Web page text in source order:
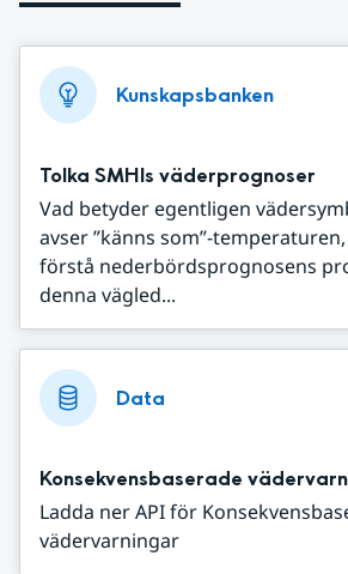
Kunskapsbanken
Tolka SMHIs väderprognoser
Vad betyder egentligen
avser ”känns som”-
förstå nederbördsprognosens
denna vägled...
Data
Konsekvensbaserade
Ladda ner API för
vädervarningar